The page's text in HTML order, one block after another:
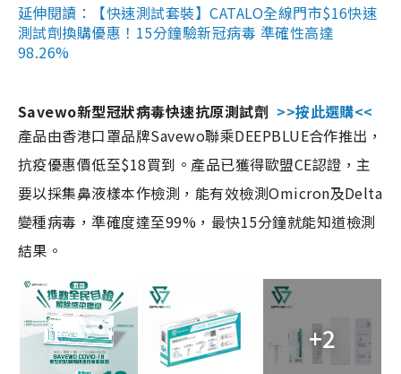
延伸閱讀：【快速測試套裝】CATALO全線門市$16快速
測試劑換購優惠！15分鐘驗新冠病毒 準確性高達
98.26%
Savewo新型冠狀病毒快速抗原測試劑 >>按此選購<<
產品由香港口罩品牌Savewo聯乘DEEPBLUE合作推出，
抗疫優惠價低至$18買到。產品已獲得歐盟CE認證，主
要以採集鼻液樣本作檢測，能有效檢測Omicron及Delta
變種病毒，準確度達至99%，最快15分鐘就能知道檢測
結果。
+2